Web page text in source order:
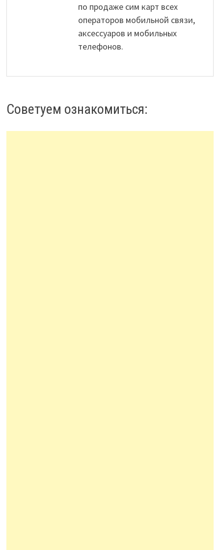
по продаже сим карт всех
операторов мобильной связи,
аксессуаров и мобильных
телефонов.
Советуем ознакомиться: